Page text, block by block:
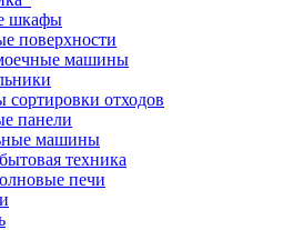
шкафы
поверхности
машины
сортировки отходов
панели
машины
техника
печи